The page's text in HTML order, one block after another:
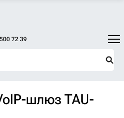
72 39
шлюз TAU-